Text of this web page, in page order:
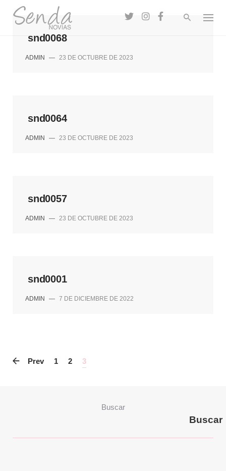
snd0068
ADMIN — 23 DE OCTUBRE DE 2023
snd0064
ADMIN — 23 DE OCTUBRE DE 2023
snd0057
ADMIN — 23 DE OCTUBRE DE 2023
snd0001
ADMIN — 7 DE DICIEMBRE DE 2022
Prev 1 2 3
Buscar
Buscar